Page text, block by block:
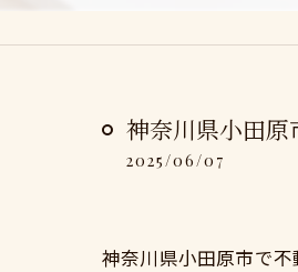
神奈川県小田
2025/06/07
神奈川県小田原市で